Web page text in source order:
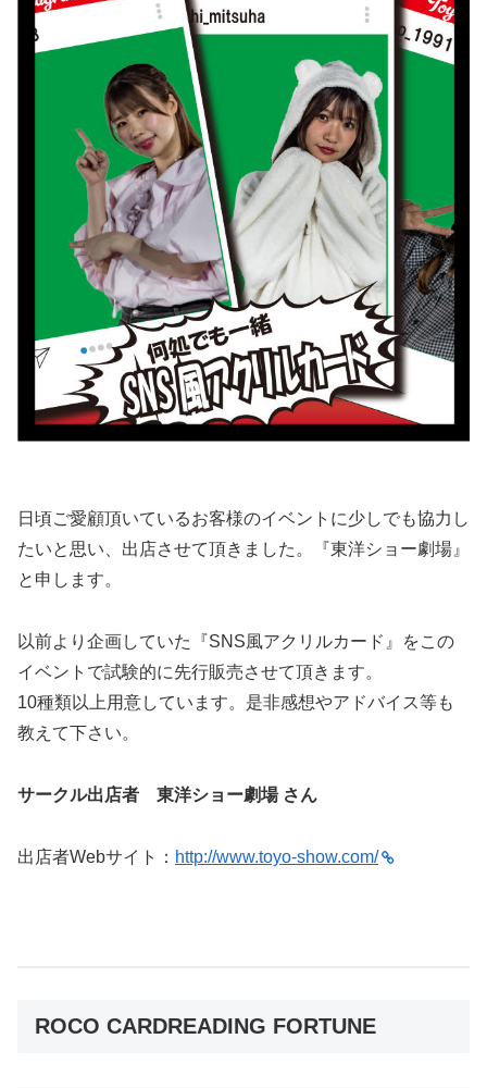
日頃ご愛顧頂いているお客様のイベントに少しでも協力し
たいと思い、出店させて頂きました。『東洋ショー劇場』
と申します。
以前より企画していた『SNS風アクリルカード』をこの
イベントで試験的に先行販売させて頂きます。
10種類以上用意しています。是非感想やアドバイス等も
教えて下さい。
サークル出店者 東洋ショー劇場 さん
出店者Webサイト： http://www.toyo-show.com/
ROCO CARDREADING FORTUNE